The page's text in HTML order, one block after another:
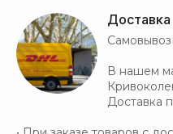
Доставка
В нашем
Доставка